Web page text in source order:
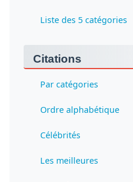
Liste des 5 catégories
Citations
Par catégories
Ordre alphabétique
Célébrités
Les meilleures